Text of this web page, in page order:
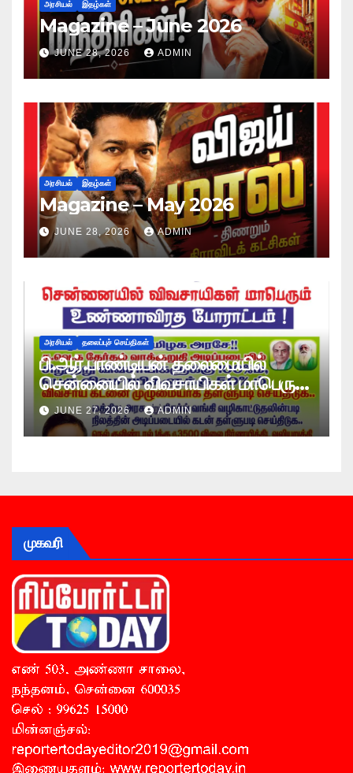
அரசியல் இதழ்கள்
Magazine – June 2026
JUNE 28, 2026 ADMIN
அரசியல் இதழ்கள்
Magazine – May 2026
JUNE 28, 2026 ADMIN
அரசியல் தலைப்புச் செய்திகள்
பி.ஆர்.பாண்டியன் தலைமையில்
சென்னையில் விவசாயிகள் மாபெரும்
உண்ணாவிரத போராட்டம் !
JUNE 27, 2026 ADMIN
முகவரி